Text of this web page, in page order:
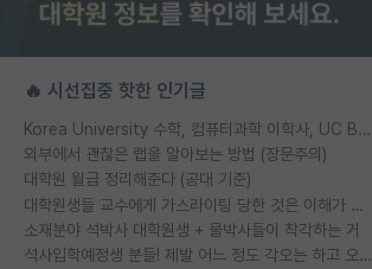
🔥 시선집중 핫한 인기글
Korea University 수학, 컴퓨터과학 이학사, UC Berkeley 산업공학 대학원 공학박사가 되는 것은 쉽지 않겠죠?
외부에서 괜찮은 랩을 알아보는 방법 (장문주의)
대학원 월급 정리해준다 (공대 기준)
대학원생들 교수에게 가스라이팅 당한 것은 이해가 갑니다. 안타깝네요.
소재분야 석박사 대학원생 + 물박사들이 착각하는 거
석사입학예정생 분들! 제발 어느 정도 각오는 하고 오세요.